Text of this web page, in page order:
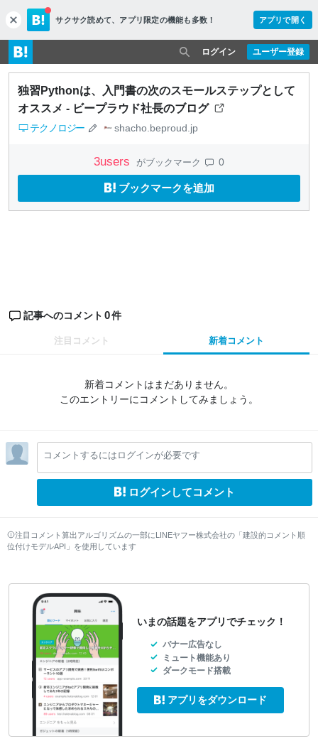
c
l
o
s
e
サクサク読めて、 アプリ限定の機能も多数！ アプリで開く
ユーザー登録
ログイン
独習Pythonは、入門書の次のスモールステップとして
オススメ - ビープラウド社長のブログ
テクノロジー shacho.beproud.jp
3users がブックマーク 0
ブックマークを追加
記事へのコメント 0件
注目コメント 新着コメント
新着コメントはまだありません。
このエントリーにコメントしてみましょう。
コメントするにはログインが必要です
ログインしてコメント
注目コメント算出アルゴリズムの一部にLINEヤフー株式会社の「建設的コメント順
位付けモデルAPI」を使用しています
いまの話題をアプリでチェック！
バナー広告なし
ミュート機能あり
ダークモード搭載
アプリをダウンロード